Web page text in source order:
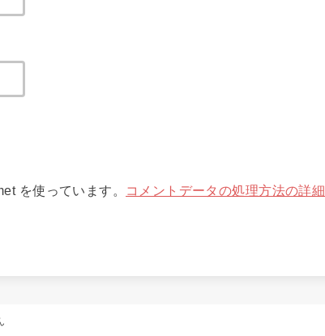
を使っています。
コメントデータの処理方法の詳細